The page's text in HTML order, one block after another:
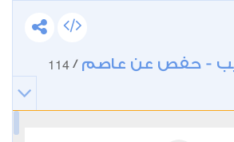
- حفص عن عاصم /
114